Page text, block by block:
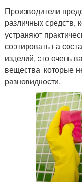
Производители
различных средств,
устраняют
сортировать на
изделий, это очень
вещества, которые
разновидности.